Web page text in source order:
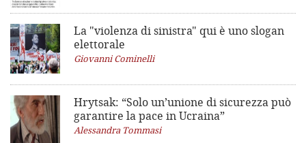
La "violenza di sinistra" qui è uno slogan
elettorale
Giovanni Cominelli
Hrytsak: “Solo un’unione di sicurezza può
garantire la pace in Ucraina”
Alessandra Tommasi